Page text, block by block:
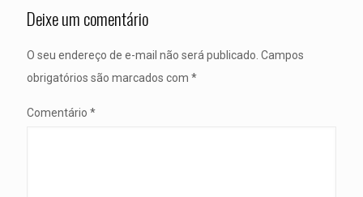
Deixe um comentário
O seu endereço de e-mail não será publicado. Campos
obrigatórios são marcados com *
Comentário *